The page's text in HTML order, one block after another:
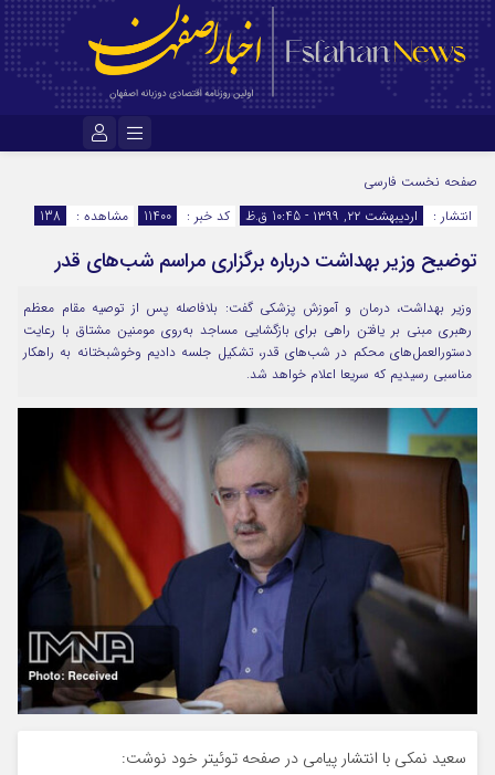
رمز عبور
مرا به خاطر بسپار
صفحه نخست فارسی
انتشار :
اردیبهشت ۲۲, ۱۳۹۹ - 10:45 ق.ظ کد خبر : 11400 مشاهده : 138
توضیح وزیر بهداشت درباره برگزاری مراسم شب‌های قدر
وزیر بهداشت‌، درمان و آموزش پزشکی گفت: ‏بلافاصله پس از توصیه مقام معظم
رهبری مبنی بر یافتن راهی برای بازگشایی مساجد به‌روی مومنین مشتاق با رعایت
دستورالعمل‌های محکم در شب‌های قدر، تشکیل جلسه دادیم وخوشبختانه به راهکار
مناسبی رسیدیم که سریعا اعلام‌ خواهد شد.
سعید نمکی با انتشار پیامی در صفحه توئیتر خود نوشت: